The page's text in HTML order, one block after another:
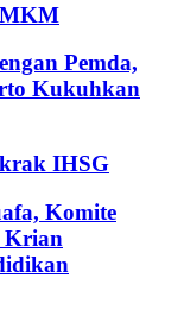
Pemda,
Kukuhkan
IHSG
Komite
Krian